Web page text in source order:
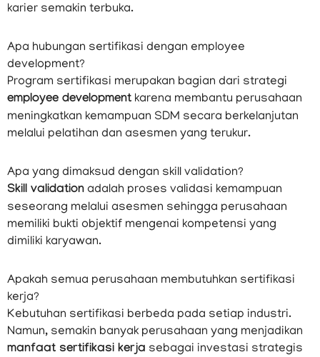
karier semakin terbuka.
Apa hubungan sertifikasi dengan employee
development?
Program sertifikasi merupakan bagian dari strategi
employee development karena membantu perusahaan
meningkatkan kemampuan SDM secara berkelanjutan
melalui pelatihan dan asesmen yang terukur.
Apa yang dimaksud dengan skill validation?
Skill validation adalah proses validasi kemampuan
seseorang melalui asesmen sehingga perusahaan
memiliki bukti objektif mengenai kompetensi yang
dimiliki karyawan.
Apakah semua perusahaan membutuhkan sertifikasi
kerja?
Kebutuhan sertifikasi berbeda pada setiap industri.
Namun, semakin banyak perusahaan yang menjadikan
manfaat sertifikasi kerja sebagai investasi strategis